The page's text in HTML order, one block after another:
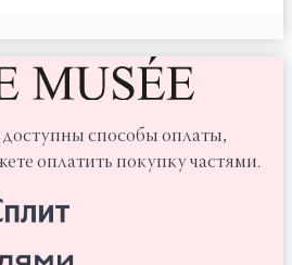
способы оплаты,
оплатить покупку частями.